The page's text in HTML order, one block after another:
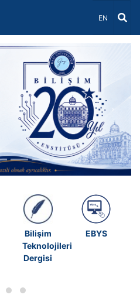
Dil Seçiniz
EN
Bilişim
Teknolojileri
Dergisi
EBYS